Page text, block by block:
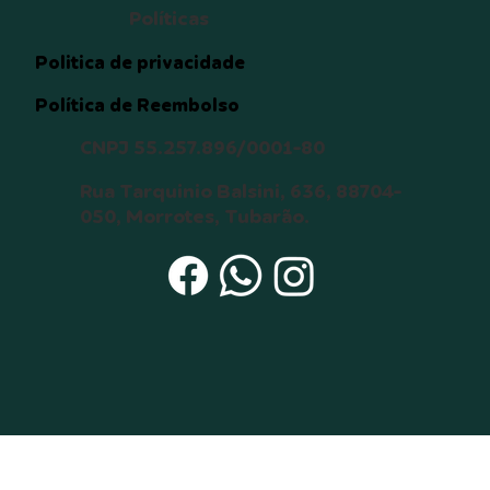
destino que envolva o animal,
tais como desaparecimento ou
morte;
12. Manter contato com o
doador temporário por meio de
mensagens de texto, vídeo e
foto para obter notícias do
animal até a completa
adaptação do animal (6 meses).
Estou ciente de que:
a) Um cão ou gato pode viver
Política de Reembolso
Politica de privacidade
Políticas
CNPJ 55.257.896/0001-80
Rua Tarquinio Balsini, 636, 88704-
050, Morrotes, Tubarão.